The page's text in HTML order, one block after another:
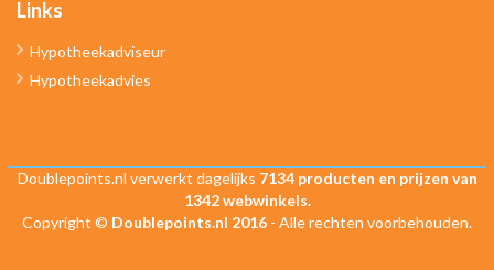
Links
Hypotheekadviseur
Hypotheekadvies
Doublepoints.nl verwerkt dagelijks 7134 producten en prijzen van
1342 webwinkels.
Copyright © Doublepoints.nl 2016 - Alle rechten voorbehouden.